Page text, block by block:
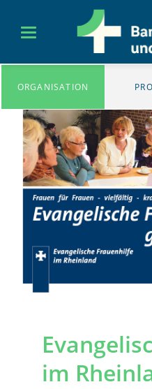
ORGANISATION
im